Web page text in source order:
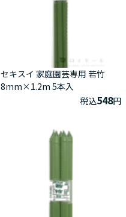
セキスイ 家庭園芸専用 若竹
8mm×1.2m 5本入
税込548円